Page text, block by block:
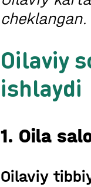
cheklangan.
Oilaviy
ishlaydi
1. Oila
Oilaviy